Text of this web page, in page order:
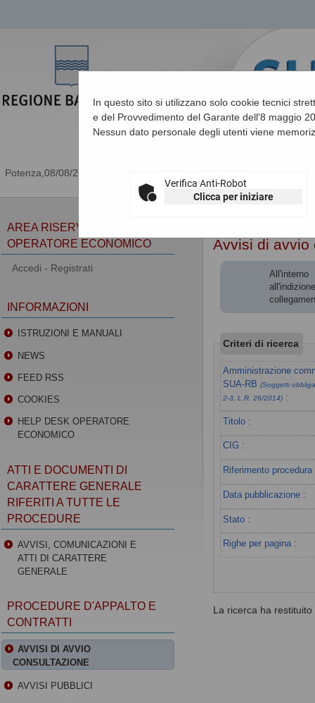
08/08/2026 18:49
Sei qui: Home»
In questo sito si utilizzano solo cookie tecnici
e del Provvedimento del Garante dell'8 maggio
Nessun dato personale degli utenti viene
Verifica Anti-Robot
Clicca per iniziare
Avvisi di avvio
Criteri di ricerca
Amministrazione
SUA-RB(Soggetti
2-3, L.R. 26/2014) :
Titolo :
CIG :
Riferimento procedura
Data pubblicazione :
Stato :
Righe per pagina :
La ricerca ha restituito
AREA RISERVATA
OPERATORE ECONOMICO
Accedi - Registrati
INFORMAZIONI
ISTRUZIONI E MANUALI
NEWS
FEED RSS
COOKIES
HELP DESK OPERATORE
ECONOMICO
ATTI E DOCUMENTI DI
CARATTERE GENERALE
RIFERITI A TUTTE LE
PROCEDURE
AVVISI, COMUNICAZIONI E
ATTI DI CARATTERE
GENERALE
PROCEDURE D'APPALTO E
CONTRATTI
AVVISI DI AVVIO
CONSULTAZIONE
AVVISI PUBBLICI